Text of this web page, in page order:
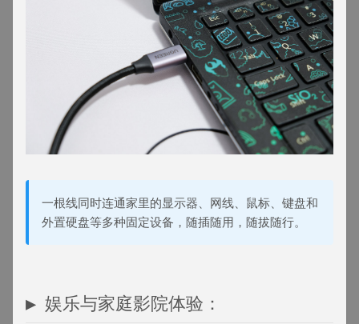
一根线同时连通家里的显示器、网线、鼠标、键盘和
外置硬盘等多种固定设备，随插随用，随拔随行。
▶ 娱乐与家庭影院体验：